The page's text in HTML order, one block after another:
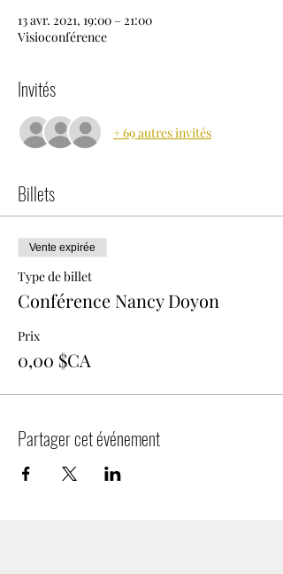
13 avr. 2021, 19:00 – 21:00
Visioconférence
Invités
+ 69 autres invités
Billets
Vente expirée
Type de billet
Conférence Nancy Doyon
Prix
0,00 $CA
Partager cet événement